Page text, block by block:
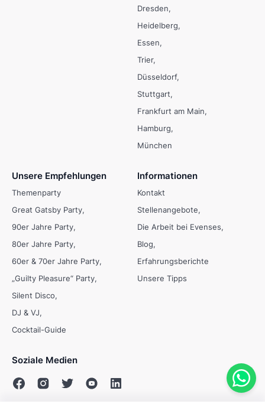
Dresden
Heidelberg
Essen
Trier
Düsseldorf
Stuttgart
Frankfurt am Main
Hamburg
München
Unsere Empfehlungen
Themenparty
Great Gatsby Party
90er Jahre Party
80er Jahre Party
60er & 70er Jahre Party
„Guilty Pleasure“ Party
Silent Disco
DJ & VJ
Cocktail-Guide
Informationen
Kontakt
Stellenangebote
Die Arbeit bei Evenses
Blog
Erfahrungsberichte
Unsere Tipps
Soziale Medien